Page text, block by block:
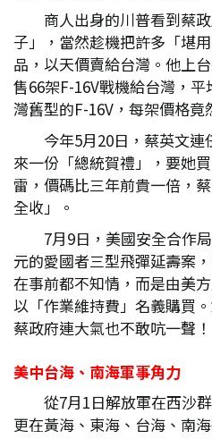
商人出身的川普看到蔡
子」，當然趁機把許多「堪
品，以天價賣給台灣。他上
售66架F-16V戰機給台灣，
灣舊型的F-16V，每架價格竟
今年5月20日，蔡英文
來一份「總統賀禮」，要她
雷，價碼比三年前貴一倍，
全收」。
7月9日，美國安全合作
元的愛國者三型飛彈延壽案
在事前都不知情，而是由美
以「作業維持費」名義購買
蔡政府連大氣也不敢吭一聲！
美中台海、南海軍事角力
從7月1日解放軍在西沙
更在黃海、東海、台海、南